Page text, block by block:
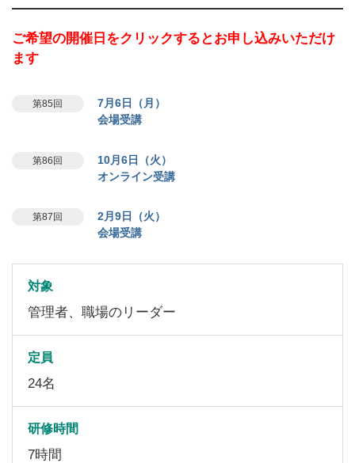
ご希望の開催日をクリックするとお申し込みいただけ
ます
第85回
7月6日（月）
会場受講
第86回
10月6日（火）
オンライン受講
第87回
2月9日（火）
会場受講
対象
管理者、職場のリーダー
定員
24名
研修時間
7時間